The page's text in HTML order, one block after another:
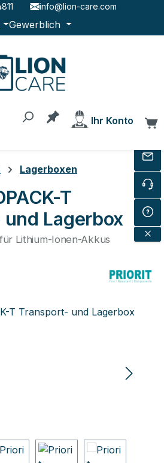
info@lion-care.com
Gewerblich
Du hast 0 Produkte
Ihr Konto
Lagerboxen
T
Lagerbox
Lithium-Ionen-Akkus